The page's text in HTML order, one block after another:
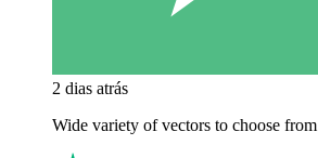
2 dias atrás
Wide variety of vectors to choose from